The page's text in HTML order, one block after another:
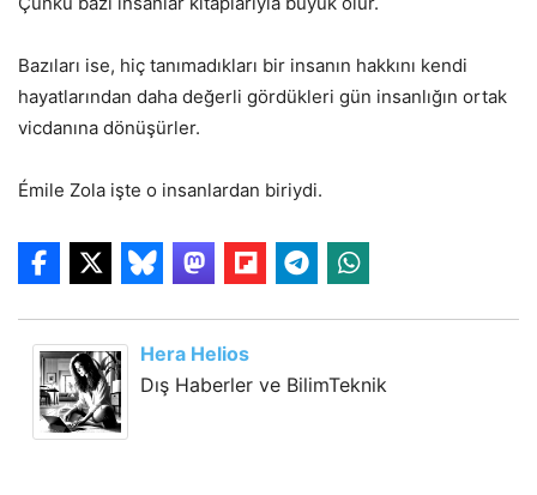
Bazıları ise, hiç tanımadıkları bir insanın hakkını kendi
hayatlarından daha değerli gördükleri gün insanlığın ortak
vicdanına dönüşürler.
Émile Zola işte o insanlardan biriydi.
Hera Helios
Dış Haberler ve BilimTeknik